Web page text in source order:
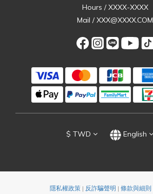
Hours / XXXX-XXXX
Mail / XXX@XXXX.COM
$ TWD English
隱私權政策| 反詐騙聲明 | 條款與細則